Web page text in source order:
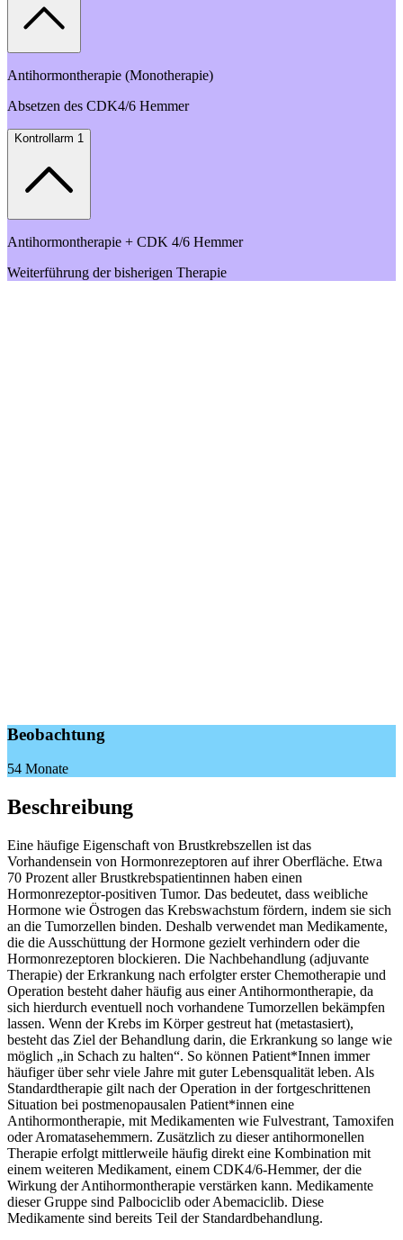
Antihormontherapie (Monotherapie)
Absetzen des CDK4/6 Hemmer
Kontrollarm 1
Antihormontherapie + CDK 4/6 Hemmer
Weiterführung der bisherigen Therapie
Beobachtung
54 Monate
Beschreibung
Eine häufige Eigenschaft von Brustkrebszellen ist das
Vorhandensein von Hormonrezeptoren auf ihrer Oberfläche. Etwa
70 Prozent aller Brustkrebspatientinnen haben einen
Hormonrezeptor-positiven Tumor. Das bedeutet, dass weibliche
Hormone wie Östrogen das Krebswachstum fördern, indem sie sich
an die Tumorzellen binden. Deshalb verwendet man Medikamente,
die die Ausschüttung der Hormone gezielt verhindern oder die
Hormonrezeptoren blockieren. Die Nachbehandlung (adjuvante
Therapie) der Erkrankung nach erfolgter erster Chemotherapie und
Operation besteht daher häufig aus einer Antihormontherapie, da
sich hierdurch eventuell noch vorhandene Tumorzellen bekämpfen
lassen. Wenn der Krebs im Körper gestreut hat (metastasiert),
besteht das Ziel der Behandlung darin, die Erkrankung so lange wie
möglich „in Schach zu halten“. So können Patient*Innen immer
häufiger über sehr viele Jahre mit guter Lebensqualität leben. Als
Standardtherapie gilt nach der Operation in der fortgeschrittenen
Situation bei postmenopausalen Patient*innen eine
Antihormontherapie, mit Medikamenten wie Fulvestrant, Tamoxifen
oder Aromatasehemmern. Zusätzlich zu dieser antihormonellen
Therapie erfolgt mittlerweile häufig direkt eine Kombination mit
einem weiteren Medikament, einem CDK4/6-Hemmer, der die
Wirkung der Antihormontherapie verstärken kann. Medikamente
dieser Gruppe sind Palbociclib oder Abemaciclib. Diese
Medikamente sind bereits Teil der Standardbehandlung.